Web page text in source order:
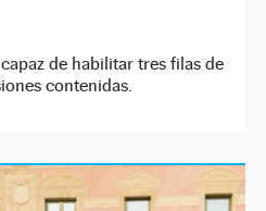
de habilitar tres filas de
contenidas.